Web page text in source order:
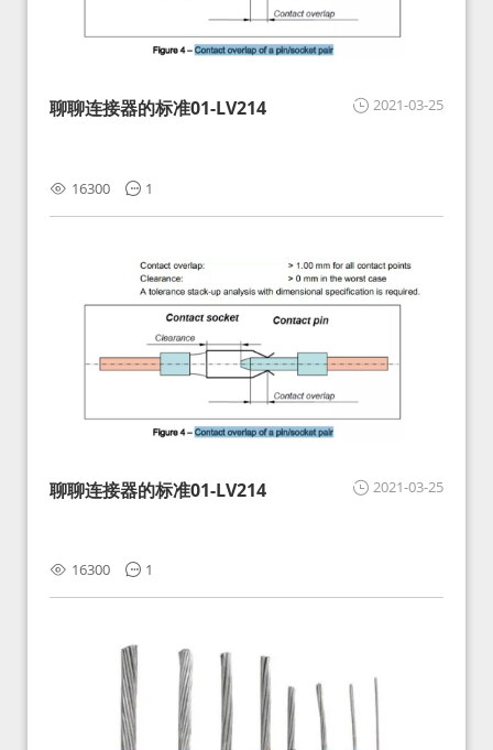
2021-03-25
聊聊连接器的标准01-LV214
16300 1
2021-03-25
聊聊连接器的标准01-LV214
16300 1